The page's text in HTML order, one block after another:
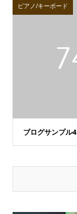
ブログサンプル4
ピアノ/キーボード